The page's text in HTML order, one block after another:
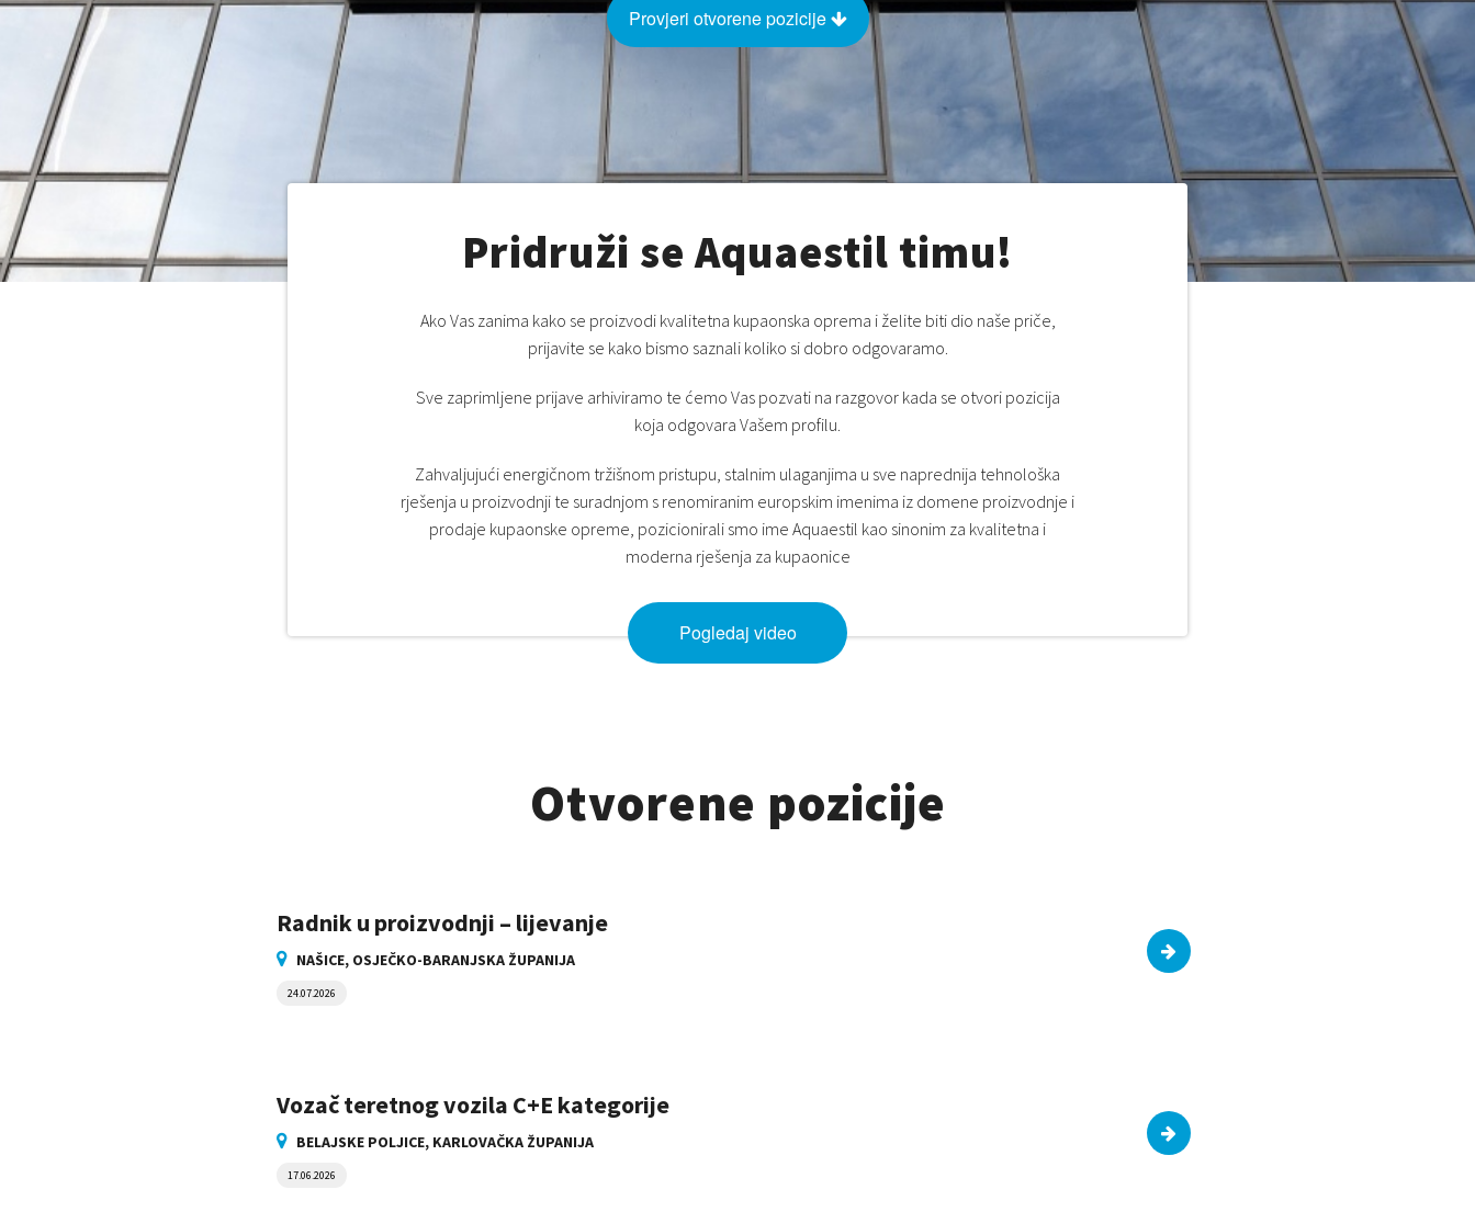
Provjeri otvorene pozicije
Pridruži se Aquaestil timu!
Ako Vas zanima kako se proizvodi kvalitetna kupaonska oprema i želite biti dio naše priče,
prijavite se kako bismo saznali koliko si dobro odgovaramo.
Sve zaprimljene prijave arhiviramo te ćemo Vas pozvati na razgovor kada se otvori pozicija
koja odgovara Vašem profilu.
Zahvaljujući energičnom tržišnom pristupu, stalnim ulaganjima u sve naprednija tehnološka
rješenja u proizvodnji te suradnjom s renomiranim europskim imenima iz domene proizvodnje i
prodaje kupaonske opreme, pozicionirali smo ime Aquaestil kao sinonim za kvalitetna i
moderna rješenja za kupaonice
Pogledaj video
Otvorene pozicije
Radnik u proizvodnji – lijevanje
NAŠICE, OSJEČKO-BARANJSKA ŽUPANIJA
24.07.2026
Vozač teretnog vozila C+E kategorije
BELAJSKE POLJICE, KARLOVAČKA ŽUPANIJA
17.06.2026